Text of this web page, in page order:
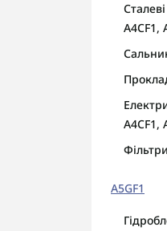
A4CF1,
A4CF1,
A5GF1